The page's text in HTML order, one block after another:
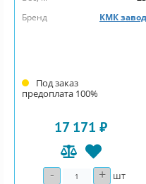
Бренд
КМК завод
Под заказ
предоплата 100%
17 171 ₽
- Количество+ шт